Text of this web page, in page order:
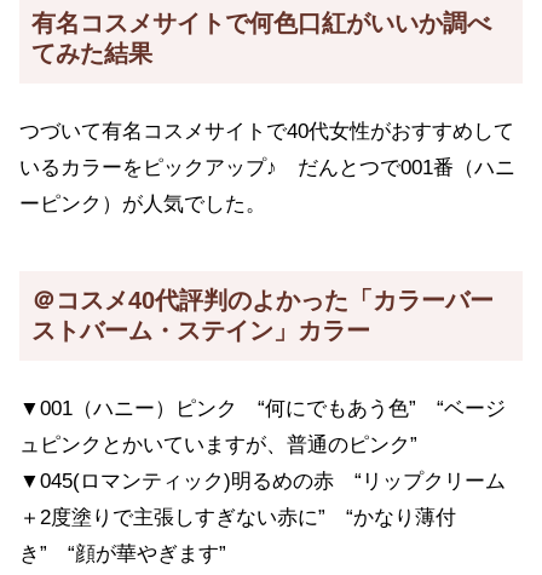
有名コスメサイトで何色口紅がいいか調べ
てみた結果
つづいて有名コスメサイトで40代女性がおすすめして
いるカラーをピックアップ♪ だんとつで001番（ハニ
ーピンク）が人気でした。
＠コスメ40代評判のよかった「カラーバー
ストバーム・ステイン」カラー
▼001（ハニー）ピンク “何にでもあう色” “ベージ
ュピンクとかいていますが、普通のピンク”
▼045(ロマンティック)明るめの赤 “リップクリーム
＋2度塗りで主張しすぎない赤に” “かなり薄付
き” “顔が華やぎます”